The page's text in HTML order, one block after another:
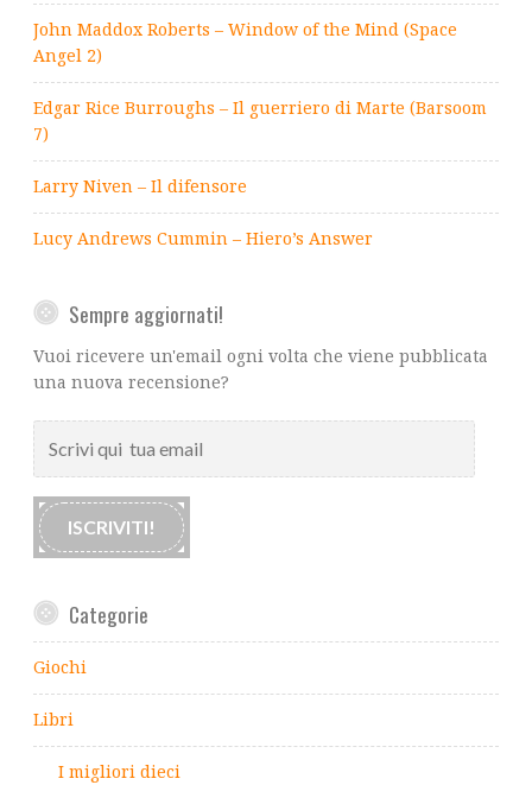
John Maddox Roberts – Window of the Mind (Space
Angel 2)
Edgar Rice Burroughs – Il guerriero di Marte (Barsoom
7)
Larry Niven – Il difensore
Lucy Andrews Cummin – Hiero’s Answer
Sempre aggiornati!
Vuoi ricevere un'email ogni volta che viene pubblicata
una nuova recensione?
qui
tua
email
ISCRIVITI!
Categorie
Giochi
Libri
I migliori dieci